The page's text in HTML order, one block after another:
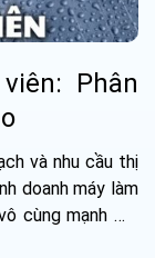
Phân
và nhu cầu thị
doanh máy làm
cùng mạnh mẽ